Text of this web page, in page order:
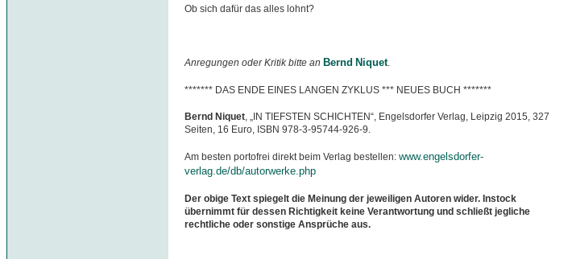
Ob sich dafür das alles lohnt?
Anregungen oder Kritik bitte an Bernd Niquet.
******* DAS ENDE EINES LANGEN ZYKLUS *** NEUES BUCH *******
Bernd Niquet, „IN TIEFSTEN SCHICHTEN“, Engelsdorfer Verlag, Leipzig 2015, 327
Seiten, 16 Euro, ISBN 978-3-95744-926-9.
Am besten portofrei direkt beim Verlag bestellen: www.engelsdorfer-
verlag.de/db/autorwerke.php
Der obige Text spiegelt die Meinung der jeweiligen Autoren wider. Instock
übernimmt für dessen Richtigkeit keine Verantwortung und schließt jegliche
rechtliche oder sonstige Ansprüche aus.